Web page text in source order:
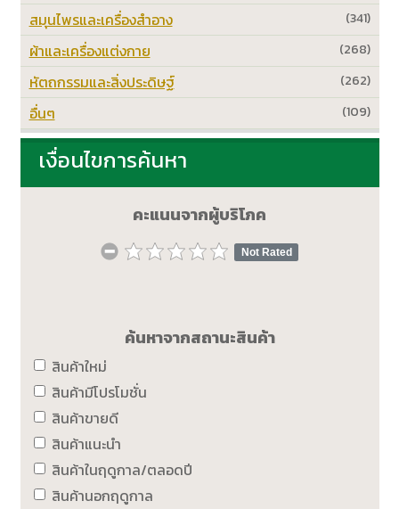
(341)
สมุนไพรและเครื่องสำอาง
(268)
ผ้าและเครื่องแต่งกาย
(262)
หัตถกรรมและสิ่งประดิษฐ์
(109)
อื่นๆ
เงื่อนไขการค้นหา
คะแนนจากผู้บริโภค
Not Rated
ค้นหาจากสถานะสินค้า
สินค้าใหม่
สินค้ามีโปรโมชั่น
สินค้าขายดี
สินค้าแนะนำ
สินค้าในฤดูกาล/ตลอดปี
สินค้านอกฤดูกาล